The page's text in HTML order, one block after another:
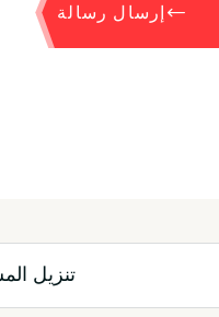
إرسال رسالة
تنزيل